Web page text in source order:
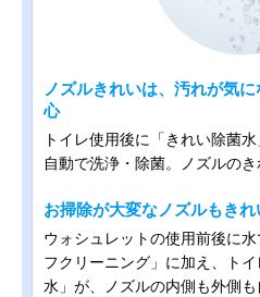
ノズルきれいは、汚れが気
心
トイレ使用後に「きれい除菌
自動で洗浄・除菌。ノズルのき
お掃除が大変なノズルもきれ
ウォシュレットの使用前後に
フクリーニング」に加え、ト
水」が、ノズルの内側も外側も